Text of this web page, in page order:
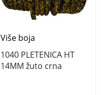
Više boja
1040 PLETENICA HT
14MM žuto crna